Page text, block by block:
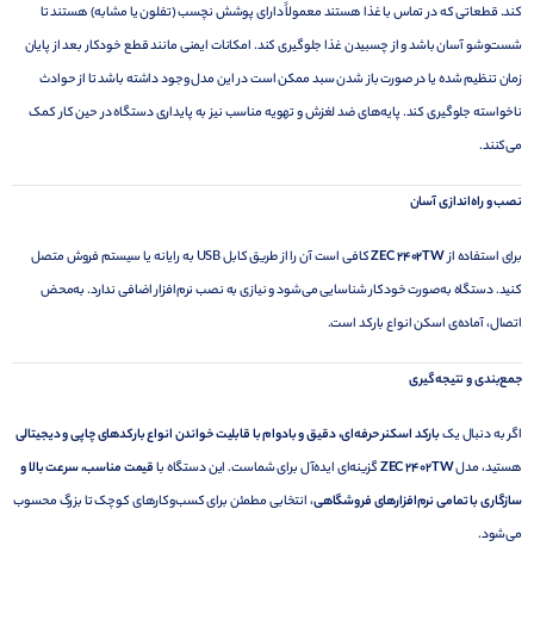
کند. قطعاتی که در تماس با غذا هستند معمولاً دارای پوشش نچسب (تفلون یا مشابه) هستند تا
شست‌وشو آسان باشد و از چسبیدن غذا جلوگیری کند. امکانات ایمنی مانند قطع خودکار بعد از پایان
زمان تنظیم شده یا در صورت باز شدن سبد ممکن است در این مدل وجود داشته باشد تا از حوادث
ناخواسته جلوگیری کند. پایه‌های ضد لغزش و تهویه مناسب نیز به پایداری دستگاه در حین کار کمک
می‌کنند.
نصب و راه‌اندازی آسان
برای استفاده ازZEC 2402TW
کافی است آن را از طریق کابل USB به رایانه یا سیستم فروش متصل
کنید. دستگاه به‌صورت خودکار شناسایی می‌شود و نیازی به نصب نرم‌افزار اضافی ندارد. به‌محض
اتصال، آماده‌ی اسکن انواع بارکد است.
جمع‌بندی و نتیجه‌گیری
اگر به دنبال یکبارکد اسکنر حرفه‌ای، دقیق و بادوام با قابلیت خواندن انواع بارکدهای چاپی و دیجیتالی
هستید، مدلZEC 2402TWگزینه‌ای ایده‌آل برای شماست. این دستگاه باقیمت مناسب، سرعت بالا و
سازگاری با تمامی نرم‌افزارهای فروشگاهی، انتخابی مطمئن برای کسب‌وکارهای کوچک تا بزرگ محسوب
می‌شود.